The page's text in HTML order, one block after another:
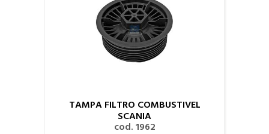
TAMPA FILTRO COMBUSTIVEL
SCANIA
cod. 1962